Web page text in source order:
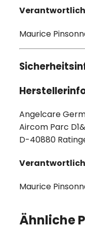
Maurice
Angelcare
Aircom Parc
D-40880
Maurice
Ähnliche